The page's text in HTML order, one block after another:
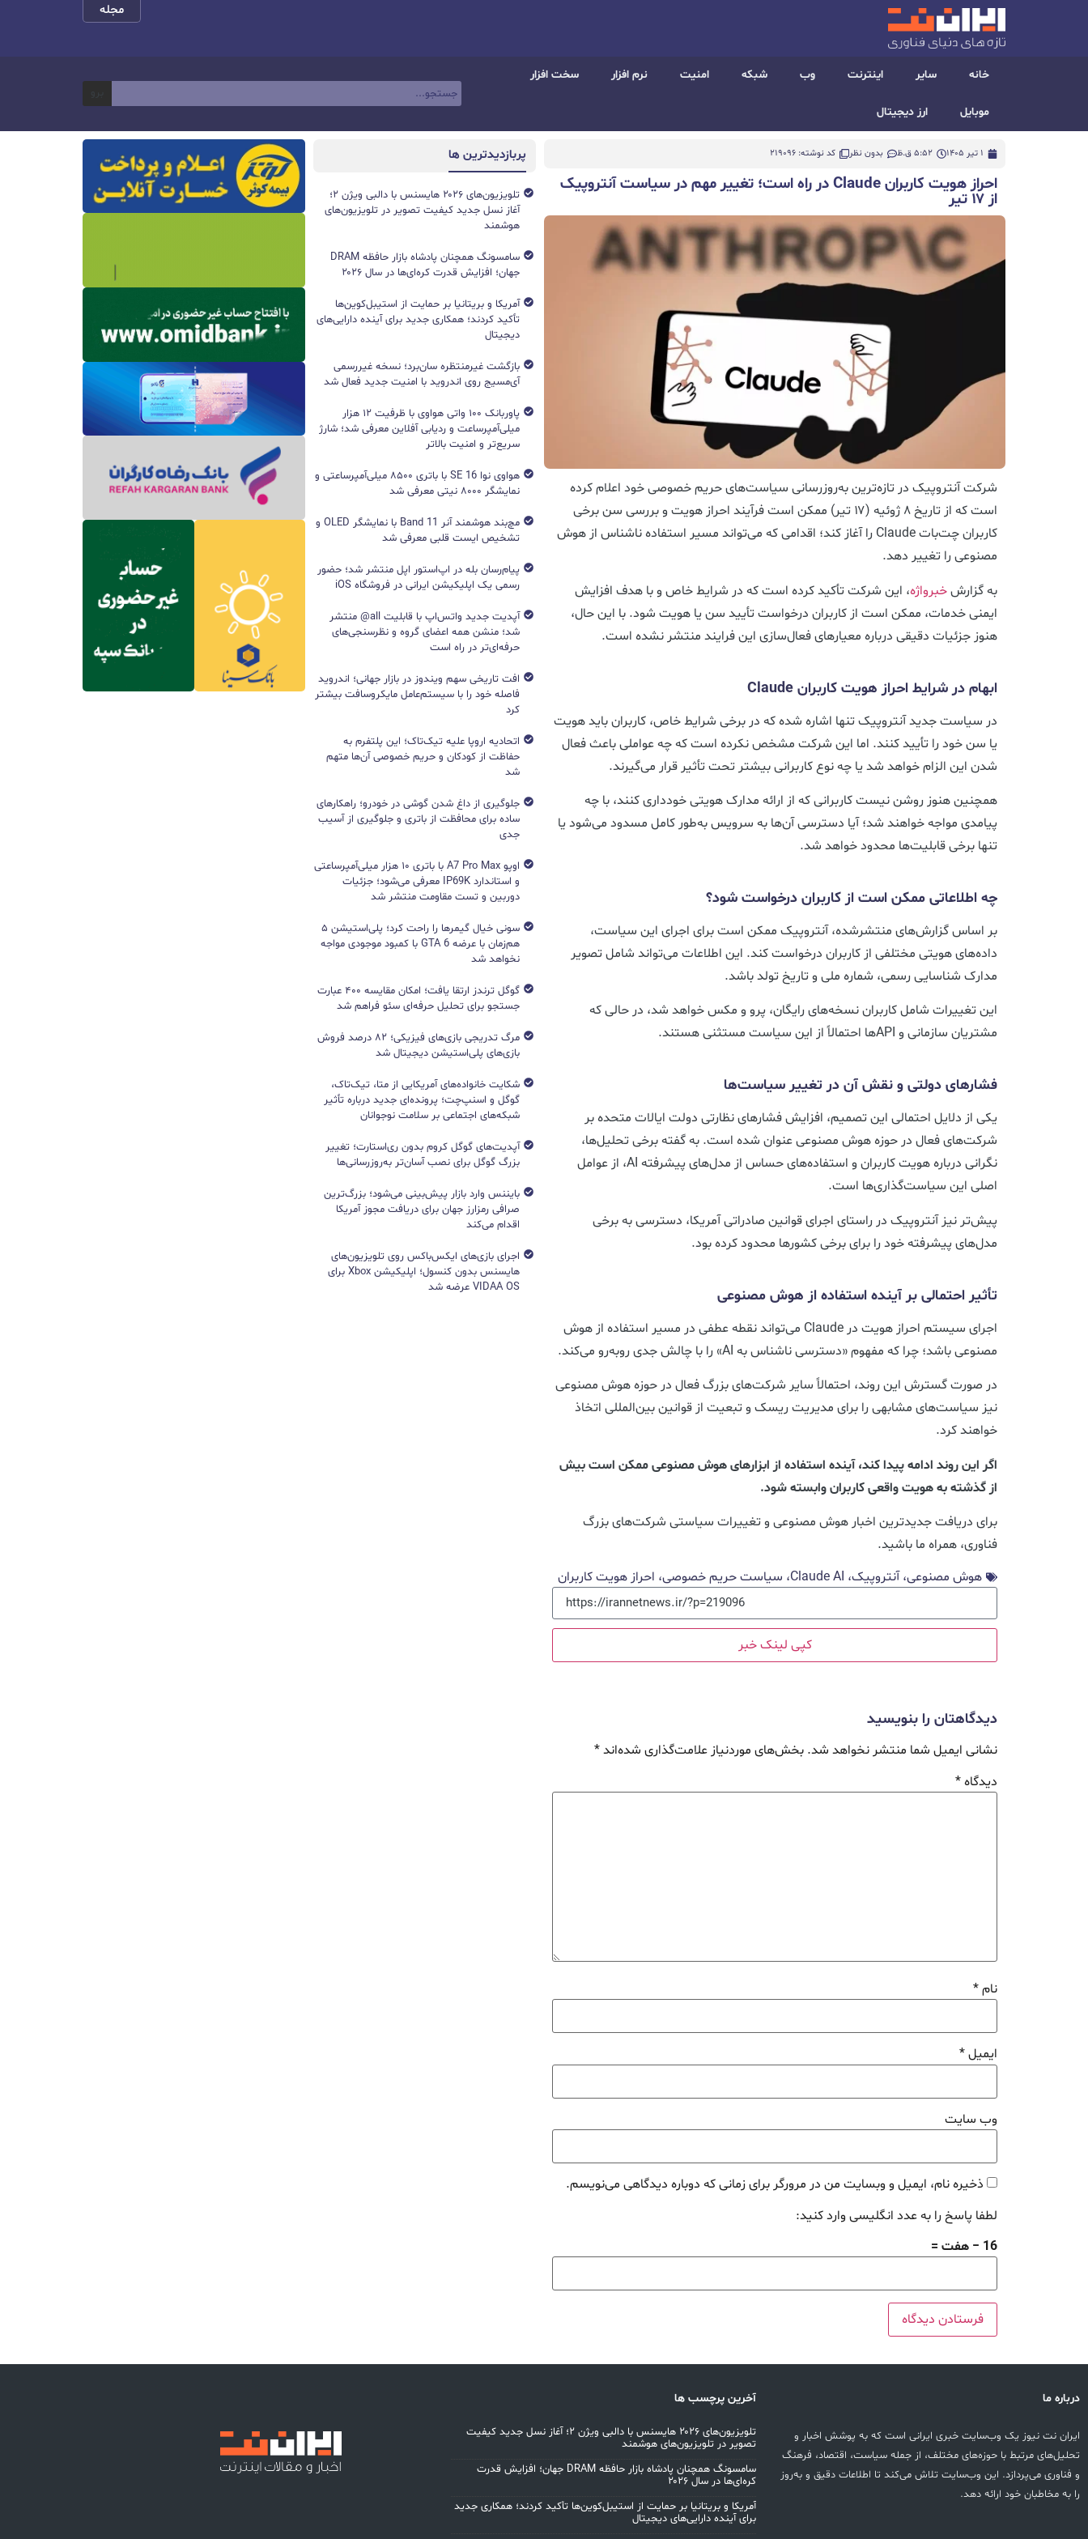
مجله
خانه سایر اینترنت وب شبکه امنیت نرم افزار سخت افزار
موبایل ارز دیجیتال
1 تیر 1405 5:52 ق.ظ بدون نظر کد نوشته: 219096
احراز هویت کاربران Claude در راه است؛ تغییر مهم در سیاست آنتروپیک
از ۱۷ تیر
شرکت آنتروپیک در تازه‌ترین به‌روزرسانی سیاست‌های حریم خصوصی خود اعلام کرده
است که از تاریخ ۸ ژوئیه (۱۷ تیر) ممکن است فرآیند احراز هویت و بررسی سن برخی
کاربران چت‌بات Claude را آغاز کند؛ اقدامی که می‌تواند مسیر استفاده ناشناس از هوش
مصنوعی را تغییر دهد.
به گزارشخبرواژه، این شرکت تأکید کرده است که در شرایط خاص و با هدف افزایش
ایمنی خدمات، ممکن است از کاربران درخواست تأیید سن یا هویت شود. با این حال،
هنوز جزئیات دقیقی درباره معیارهای فعال‌سازی این فرایند منتشر نشده است.
ابهام در شرایط احراز هویت کاربران Claude
در سیاست جدید آنتروپیک تنها اشاره شده که در برخی شرایط خاص، کاربران باید هویت
یا سن خود را تأیید کنند. اما این شرکت مشخص نکرده است که چه عواملی باعث فعال
شدن این الزام خواهد شد یا چه نوع کاربرانی بیشتر تحت تأثیر قرار می‌گیرند.
همچنین هنوز روشن نیست کاربرانی که از ارائه مدارک هویتی خودداری کنند، با چه
پیامدی مواجه خواهند شد؛ آیا دسترسی آن‌ها به سرویس به‌طور کامل مسدود می‌شود یا
تنها برخی قابلیت‌ها محدود خواهد شد.
چه اطلاعاتی ممکن است از کاربران درخواست شود؟
بر اساس گزارش‌های منتشرشده، آنتروپیک ممکن است برای اجرای این سیاست،
داده‌های هویتی مختلفی از کاربران درخواست کند. این اطلاعات می‌تواند شامل تصویر
مدارک شناسایی رسمی، شماره ملی و تاریخ تولد باشد.
این تغییرات شامل کاربران نسخه‌های رایگان، پرو و مکس خواهد شد، در حالی که
مشتریان سازمانی و APIها احتمالاً از این سیاست مستثنی هستند.
فشارهای دولتی و نقش آن در تغییر سیاست‌ها
یکی از دلایل احتمالی این تصمیم، افزایش فشارهای نظارتی دولت ایالات متحده بر
شرکت‌های فعال در حوزه هوش مصنوعی عنوان شده است. به گفته برخی تحلیل‌ها،
نگرانی درباره هویت کاربران و استفاده‌های حساس از مدل‌های پیشرفته AI، از عوامل
اصلی این سیاست‌گذاری‌ها است.
پیش‌تر نیز آنتروپیک در راستای اجرای قوانین صادراتی آمریکا، دسترسی به برخی
مدل‌های پیشرفته خود را برای برخی کشورها محدود کرده بود.
تأثیر احتمالی بر آینده استفاده از هوش مصنوعی
اجرای سیستم احراز هویت در Claude می‌تواند نقطه عطفی در مسیر استفاده از هوش
مصنوعی باشد؛ چرا که مفهوم «دسترسی ناشناس به AI» را با چالش جدی روبه‌رو می‌کند.
در صورت گسترش این روند، احتمالاً سایر شرکت‌های بزرگ فعال در حوزه هوش مصنوعی
نیز سیاست‌های مشابهی را برای مدیریت ریسک و تبعیت از قوانین بین‌المللی اتخاذ
خواهند کرد.
اگر این روند ادامه پیدا کند، آینده استفاده از ابزارهای هوش مصنوعی ممکن است بیش
از گذشته به هویت واقعی کاربران وابسته شود.
برای دریافت جدیدترین اخبار هوش مصنوعی و تغییرات سیاستی شرکت‌های بزرگ
فناوری، همراه ما باشید.
هوش مصنوعی، آنتروپیک، Claude AI، سیاست حریم خصوصی، احراز هویت کاربران
کپی لینک خبر
دیدگاهتان را بنویسید
نشانی ایمیل شما منتشر نخواهد شد. بخش‌های موردنیاز علامت‌گذاری شده‌اند*
دیدگاه*
نام*
ایمیل*
وب‌ سایت
ذخیره نام، ایمیل و وبسایت من در مرورگر برای زمانی که دوباره دیدگاهی می‌نویسم.
لطفا پاسخ را به عدد انگلیسی وارد کنید:
16 − هفت =
پربازدیدترین ها
تلویزیون‌های ۲۰۲۶ هایسنس با دالبی ویژن ۲؛
آغاز نسل جدید کیفیت تصویر در تلویزیون‌های
هوشمند
سامسونگ همچنان پادشاه بازار حافظه DRAM
جهان؛ افزایش قدرت کره‌ای‌ها در سال ۲۰۲۶
آمریکا و بریتانیا بر حمایت از استیبل‌کوین‌ها
تأکید کردند؛ همکاری جدید برای آینده دارایی‌های
دیجیتال
بازگشت غیرمنتظره سان‌برد؛ نسخه غیررسمی
آی‌مسیج روی اندروید با امنیت جدید فعال شد
پاوربانک ۱۰۰ واتی هواوی با ظرفیت ۱۲ هزار
میلی‌آمپرساعت و ردیابی آفلاین معرفی شد؛ شارژ
سریع‌تر و امنیت بالاتر
هواوی نوا 16 SE با باتری ۸۵۰۰ میلی‌آمپرساعتی و
نمایشگر ۸۰۰۰ نیتی معرفی شد
مچ‌بند هوشمند آنر Band 11 با نمایشگر OLED و
تشخیص ایست قلبی معرفی شد
پیام‌رسان بله در اپ‌استور اپل منتشر شد؛ حضور
رسمی یک اپلیکیشن ایرانی در فروشگاه iOS
آپدیت جدید واتس‌اپ با قابلیت all@ منتشر
شد؛ منشن همه اعضای گروه و نظرسنجی‌های
حرفه‌ای‌تر در راه است
افت تاریخی سهم ویندوز در بازار جهانی؛ اندروید
فاصله خود را با سیستم‌عامل مایکروسافت بیشتر
کرد
اتحادیه اروپا علیه تیک‌تاک؛ این پلتفرم به
حفاظت از کودکان و حریم خصوصی آن‌ها متهم
شد
جلوگیری از داغ شدن گوشی در خودرو؛ راهکارهای
ساده برای محافظت از باتری و جلوگیری از آسیب
جدی
اوپو A7 Pro Max با باتری ۱۰ هزار میلی‌آمپرساعتی
و استاندارد IP69K معرفی می‌شود؛ جزئیات
دوربین و تست مقاومت منتشر شد
سونی خیال گیمرها را راحت کرد؛ پلی‌استیشن ۵
هم‌زمان با عرضه GTA 6 با کمبود موجودی مواجه
نخواهد شد
گوگل ترندز ارتقا یافت؛ امکان مقایسه ۴۰۰ عبارت
جستجو برای تحلیل حرفه‌ای سئو فراهم شد
مرگ تدریجی بازی‌های فیزیکی؛ ۸۲ درصد فروش
بازی‌های پلی‌استیشن دیجیتال شد
شکایت خانواده‌های آمریکایی از متا، تیک‌تاک،
گوگل و اسنپ‌چت؛ پرونده‌ای جدید درباره تأثیر
شبکه‌های اجتماعی بر سلامت نوجوانان
آپدیت‌های گوگل کروم بدون ری‌استارت؛ تغییر
بزرگ گوگل برای نصب آسان‌تر به‌روزرسانی‌ها
بایننس وارد بازار پیش‌بینی می‌شود؛ بزرگ‌ترین
صرافی رمزارز جهان برای دریافت مجوز آمریکا
اقدام می‌کند
اجرای بازی‌های ایکس‌باکس روی تلویزیون‌های
هایسنس بدون کنسول؛ اپلیکیشن Xbox برای
VIDAA OS عرضه شد
درباره ما
ایران نت نیوز یک وب‌سایت خبری ایرانی است که به پوشش اخبار و
تحلیل‌های مرتبط با حوزه‌های مختلف، از جمله سیاست، اقتصاد، فرهنگ
و فناوری می‌پردازد. این وب‌سایت تلاش می‌کند تا اطلاعات دقیق و به‌روز
را به مخاطبان خود ارائه دهد.
آخرین پرچسب ها
تلویزیون‌های ۲۰۲۶ هایسنس با دالبی ویژن ۲؛ آغاز نسل جدید کیفیت
تصویر در تلویزیون‌های هوشمند
سامسونگ همچنان پادشاه بازار حافظه DRAM جهان؛ افزایش قدرت
کره‌ای‌ها در سال ۲۰۲۶
آمریکا و بریتانیا بر حمایت از استیبل‌کوین‌ها تأکید کردند؛ همکاری جدید
برای آینده دارایی‌های دیجیتال